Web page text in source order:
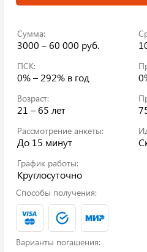
Сумма:
3000 – 60 000 руб.
ПСК:
0% – 292% в год
Возраст:
21 – 65 лет
Рассмотрение анкеты:
До 15 минут
График работы:
Круглосуточно
Способы получения:
Варианты погашения: